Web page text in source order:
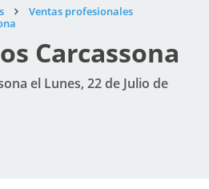
Ventas profesionales
Carcassona
el Lunes, 22 de Julio de